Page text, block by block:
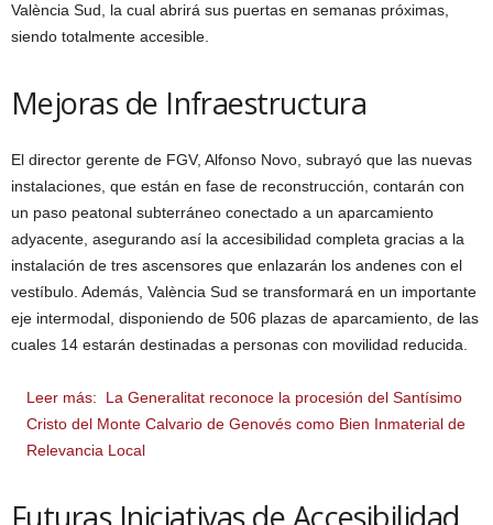
València Sud, la cual abrirá sus puertas en semanas próximas,
siendo totalmente accesible.
Mejoras de Infraestructura
El director gerente de FGV, Alfonso Novo, subrayó que las nuevas
instalaciones, que están en fase de reconstrucción, contarán con
un paso peatonal subterráneo conectado a un aparcamiento
adyacente, asegurando así la accesibilidad completa gracias a la
instalación de tres ascensores que enlazarán los andenes con el
vestíbulo. Además, València Sud se transformará en un importante
eje intermodal, disponiendo de 506 plazas de aparcamiento, de las
cuales 14 estarán destinadas a personas con movilidad reducida.
Leer más:
La Generalitat reconoce la procesión del Santísimo
Cristo del Monte Calvario de Genovés como Bien Inmaterial de
Relevancia Local
Futuras Iniciativas de Accesibilidad